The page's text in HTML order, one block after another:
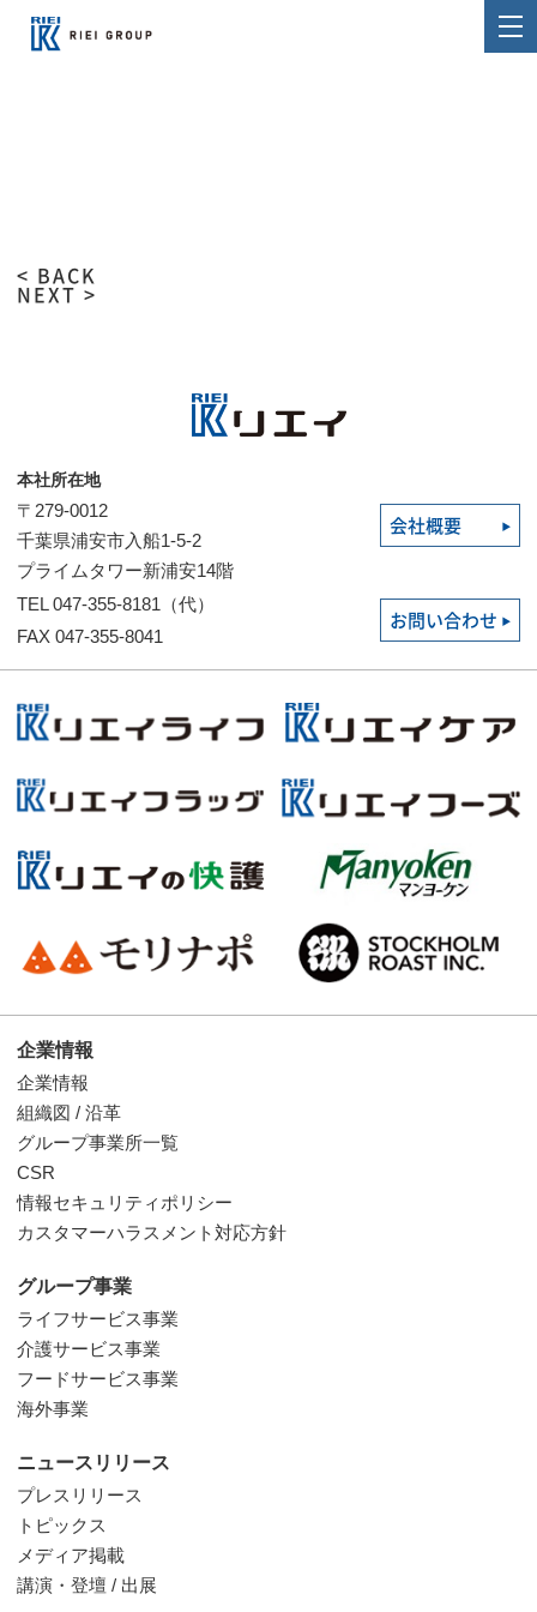
< BACK
NEXT >
本社所在地
〒279-0012
千葉県浦安市入船1-5-2
プライムタワー新浦安14階
会社概要
TEL 047-355-8181（代）
FAX 047-355-8041
お問い合わせ
企業情報
企業情報
組織図 / 沿革
グループ事業所一覧
CSR
情報セキュリティポリシー
カスタマーハラスメント対応方針
グループ事業
ライフサービス事業
介護サービス事業
フードサービス事業
海外事業
ニュースリリース
プレスリリース
トピックス
メディア掲載
講演・登壇 / 出展